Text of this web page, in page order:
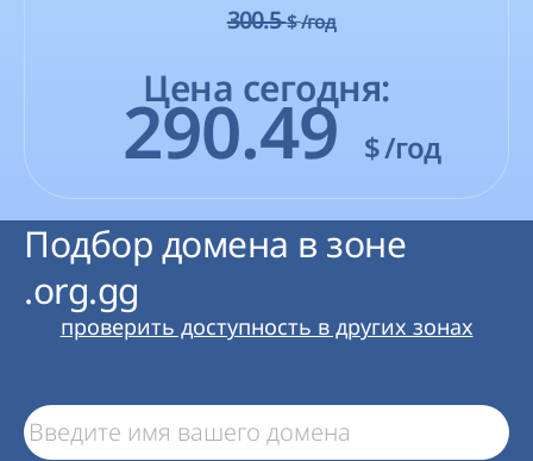
300.5$ /год
Цена сегодня:
290.49 $/год
Подбор домена в зоне
.org.gg
проверить доступность в других зонах